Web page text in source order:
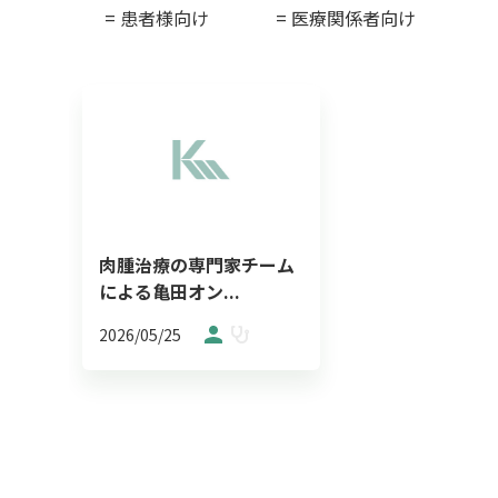
= 患者様向け = 医療関係者向け
肉腫治療の専門家チーム
による亀田オン...
2026/05/25